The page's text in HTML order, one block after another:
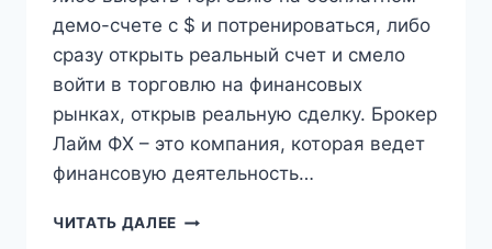
демо-счете с $ и потренироваться, либо
сразу открыть реальный счет и смело
войти в торговлю на финансовых
рынках, открыв реальную сделку. Брокер
Лайм ФХ – это компания, которая ведет
финансовую деятельность…
ЧИТАТЬ ДАЛЕЕ АМАРКЕТС